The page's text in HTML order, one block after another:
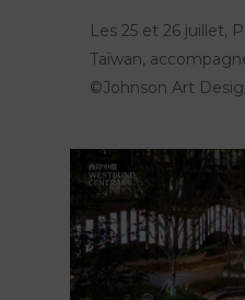
Les 25 et 26 juillet,
Taïwan,
©Johnson Art